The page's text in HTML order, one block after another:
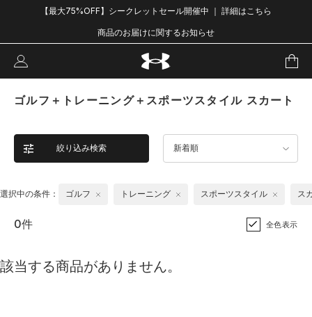
【最大75%OFF】シークレットセール開催中 ｜ 詳細はこちら
商品のお届けに関するお知らせ
ゴルフ＋トレーニング＋スポーツスタイル スカート
絞り込み検索 新着順
選択中の条件： ゴルフ トレーニング スポーツスタイル ス
0件 全色表示
該当する商品がありません。